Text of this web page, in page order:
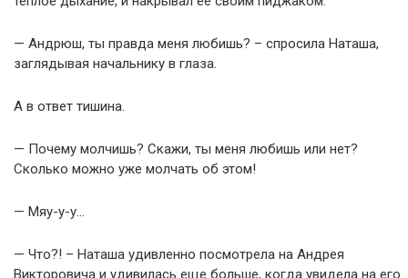
— Андрюш, ты правда меня любишь? – спросила Наташа,
заглядывая начальнику в глаза.
А в ответ тишина.
— Почему молчишь? Скажи, ты меня любишь или нет?
Сколько можно уже молчать об этом!
— Мяу-у-у…
— Что?! – Наташа удивленно посмотрела на Андрея
Викторовича и удивилась еще больше, когда увидела на его